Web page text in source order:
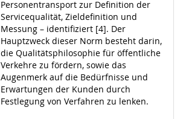
Personentransport zur Definition der
Servicequalität, Zieldefinition und
Messung – identifiziert [4]. Der
Hauptzweck dieser Norm besteht darin,
die Qualitätsphilosophie für öffentliche
Verkehre zu fördern, sowie das
Augenmerk auf die Bedürfnisse und
Erwartungen der Kunden durch
Festlegung von Verfahren zu lenken.